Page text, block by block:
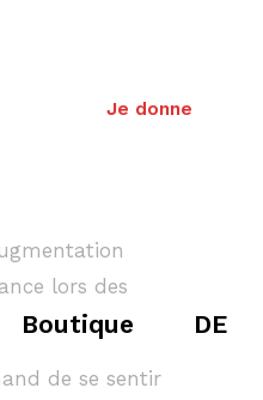
Je donne
Boutique DE
lors des
de se sentir